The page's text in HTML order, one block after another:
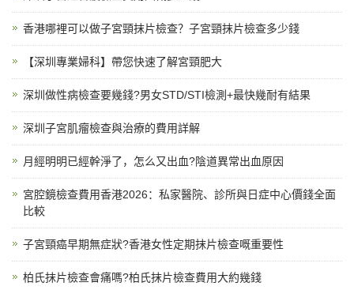
香港哪裡可以做子宮頸抹片檢查？子宮頸抹片檢查多少錢
【深圳專業婦科】帶您快速了解宮頸肥大
深圳做性病檢查要幾錢?男女STD/STI檢測+最快幾耐有結果
深圳子宮肌瘤檢查與治療的費用詳解
月經明明已經幹淨了，怎么又出血?陰道異常出血原因
宮腔鏡檢查費用香港2026：私家醫院、診所與日症中心價錢全面
比較
子宮頸癌早期無症狀?香港女性定期抹片檢查嘅重要性
柏氏抹片檢查會痛嗎?柏氏抹片檢查費用大約幾錢